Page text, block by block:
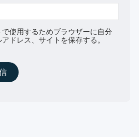
使用するためブラウザーに自分
ドレス、サイトを保存する。